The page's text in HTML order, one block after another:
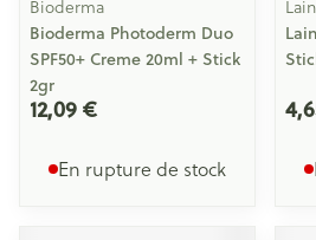
Bioderma
Bioderma Photoderm Duo
SPF50+ Creme 20ml + Stick
2gr
12,09 €
En rupture de stock